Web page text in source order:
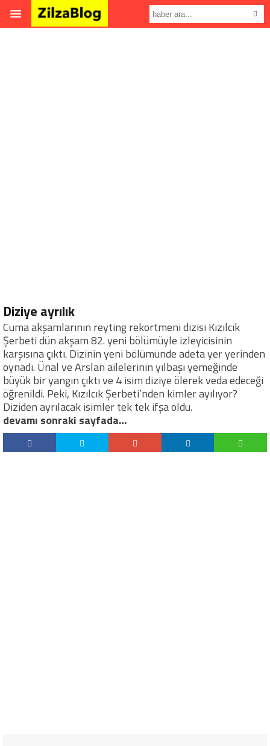
Diziye ayrılık
Cuma akşamlarının reyting rekortmeni dizisi Kızılcık
Şerbeti dün akşam 82. yeni bölümüyle izleyicisinin
karşısına çıktı. Dizinin yeni bölümünde adeta yer yerinden
oynadı. Ünal ve Arslan ailelerinin yılbaşı yemeğinde
büyük bir yangın çıktı ve 4 isim diziye ölerek veda edeceği
öğrenildi. Peki, Kızılcık Şerbeti’nden kimler ayılıyor?
Diziden ayrılacak isimler tek tek ifşa oldu.
devamı sonraki sayfada…